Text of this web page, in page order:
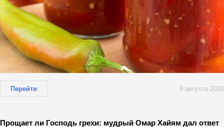
Перейти 9 августа 2026
Прощает ли Господь грехи: мудрый Омар Хайям дал ответ